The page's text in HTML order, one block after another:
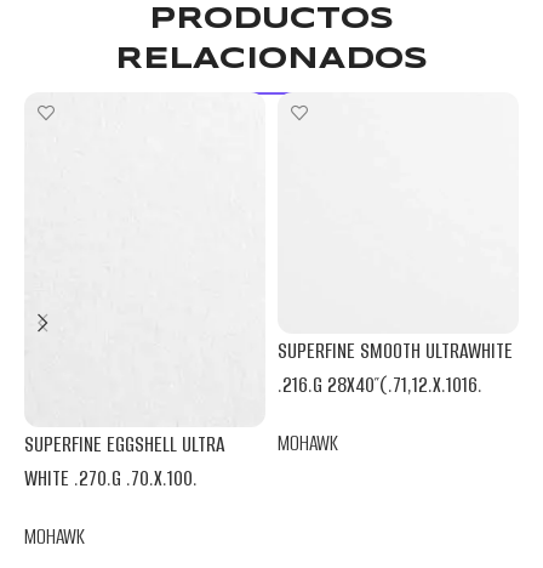
PRODUCTOS
RELACIONADOS
SUPERFINE EGGSHELL ULTRA
WHITE .270.G .70.X.100.
MOHAWK
SUPERFINE SMOOTH ULTRAWHITE
.216.G 28X40″(.71,12.X.1016.
MOHAWK